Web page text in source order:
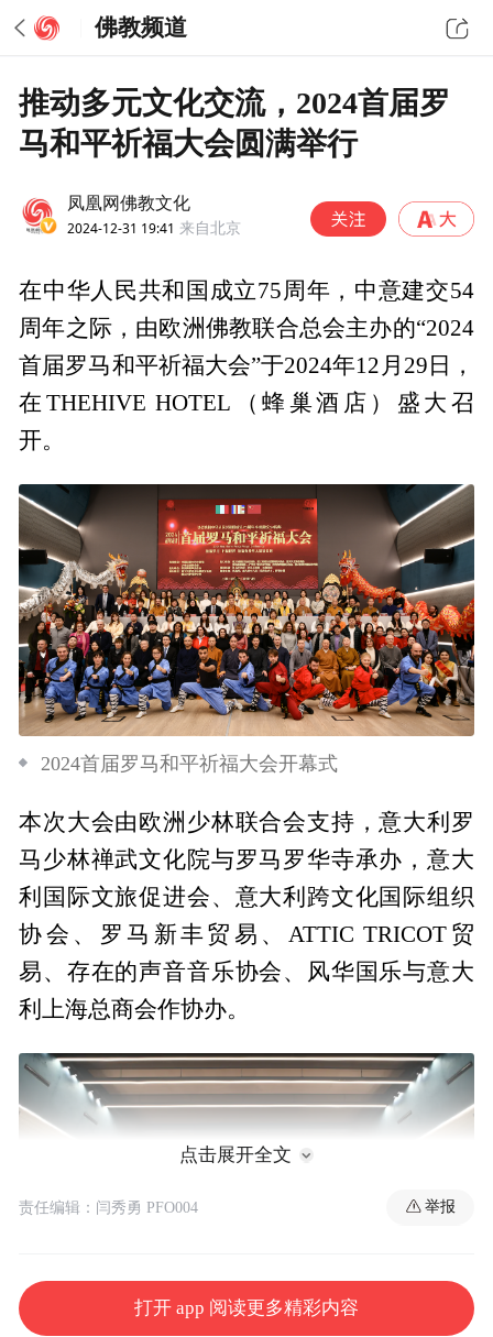
佛教频道
推动多元文化交流，2024首届罗
马和平祈福大会圆满举行
凤凰网佛教文化
2024-12-31 19:41 来自北京
在中华人民共和国成立75周年，中意建交54
周年之际，由欧洲佛教联合总会主办的“2024
首届罗马和平祈福大会”于2024年12月29日，
在THEHIVE HOTEL（蜂巢酒店）盛大召
开。
2024首届罗马和平祈福大会开幕式
本次大会由欧洲少林联合会支持，意大利罗
马少林禅武文化院与罗马罗华寺承办，意大
利国际文旅促进会、意大利跨文化国际组织
协会、罗马新丰贸易、ATTIC TRICOT贸
易、存在的声音音乐协会、风华国乐与意大
利上海总商会作协办。
点击展开全文
责任编辑：闫秀勇 PFO004 举报
打开 app 阅读更多精彩内容